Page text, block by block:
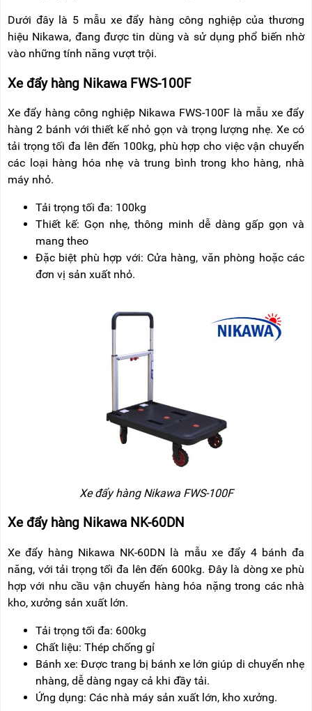
Dưới đây là 5 mẫu xe đẩy hàng công nghiệp của thương
hiệu Nikawa, đang được tin dùng và sử dụng phổ biến nhờ
vào những tính năng vượt trội.
Xe đẩy hàng Nikawa FWS-100F
Xe đẩy hàng công nghiệp Nikawa FWS-100F là mẫu xe đẩy
hàng 2 bánh với thiết kế nhỏ gọn và trọng lượng nhẹ. Xe có
tải trọng tối đa lên đến 100kg, phù hợp cho việc vận chuyển
các loại hàng hóa nhẹ và trung bình trong kho hàng, nhà
máy nhỏ.
Tải trọng tối đa: 100kg
Thiết kế: Gọn nhẹ, thông minh dễ dàng gấp gọn và
mang theo
Đặc biệt phù hợp với: Cửa hàng, văn phòng hoặc các
đơn vị sản xuất nhỏ.
Xe đẩy hàng Nikawa FWS-100F
Xe đẩy hàng Nikawa NK-60DN
Xe đẩy hàng Nikawa NK-60DN là mẫu xe đẩy 4 bánh đa
năng, với tải trọng tối đa lên đến 600kg. Đây là dòng xe phù
hợp với nhu cầu vận chuyển hàng hóa nặng trong các nhà
kho, xưởng sản xuất lớn.
Tải trọng tối đa: 600kg
Chất liệu: Thép chống gỉ
Bánh xe: Được trang bị bánh xe lớn giúp di chuyển nhẹ
nhàng, dễ dàng ngay cả khi đầy tải.
Ứng dụng: Các nhà máy sản xuất lớn, kho xưởng.